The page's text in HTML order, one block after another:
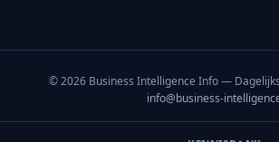
© 2026 Business Intelligence Info —
info@business-